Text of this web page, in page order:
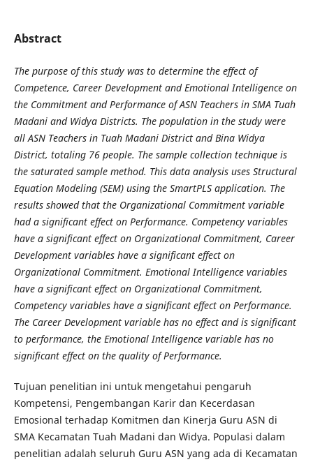
Abstract
The purpose of this study was to determine the effect of
Competence, Career Development and Emotional Intelligence on
the Commitment and Performance of ASN Teachers in SMA Tuah
Madani and Widya Districts. The population in the study were
all ASN Teachers in Tuah Madani District and Bina Widya
District, totaling 76 people. The sample collection technique is
the saturated sample method. This data analysis uses Structural
Equation Modeling (SEM) using the SmartPLS application. The
results showed that the Organizational Commitment variable
had a significant effect on Performance. Competency variables
have a significant effect on Organizational Commitment, Career
Development variables have a significant effect on
Organizational Commitment. Emotional Intelligence variables
have a significant effect on Organizational Commitment,
Competency variables have a significant effect on Performance.
The Career Development variable has no effect and is significant
to performance, the Emotional Intelligence variable has no
significant effect on the quality of Performance.
Tujuan penelitian ini untuk mengetahui pengaruh
Kompetensi, Pengembangan Karir dan Kecerdasan
Emosional terhadap Komitmen dan Kinerja Guru ASN di
SMA Kecamatan Tuah Madani dan Widya. Populasi dalam
penelitian adalah seluruh Guru ASN yang ada di Kecamatan